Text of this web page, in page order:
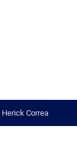
Herick Correa